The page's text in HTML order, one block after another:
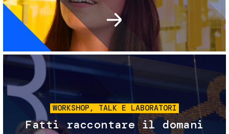
Immagine
WORKSHOP, TALK E LABORATORI
Fatti raccontare il domani